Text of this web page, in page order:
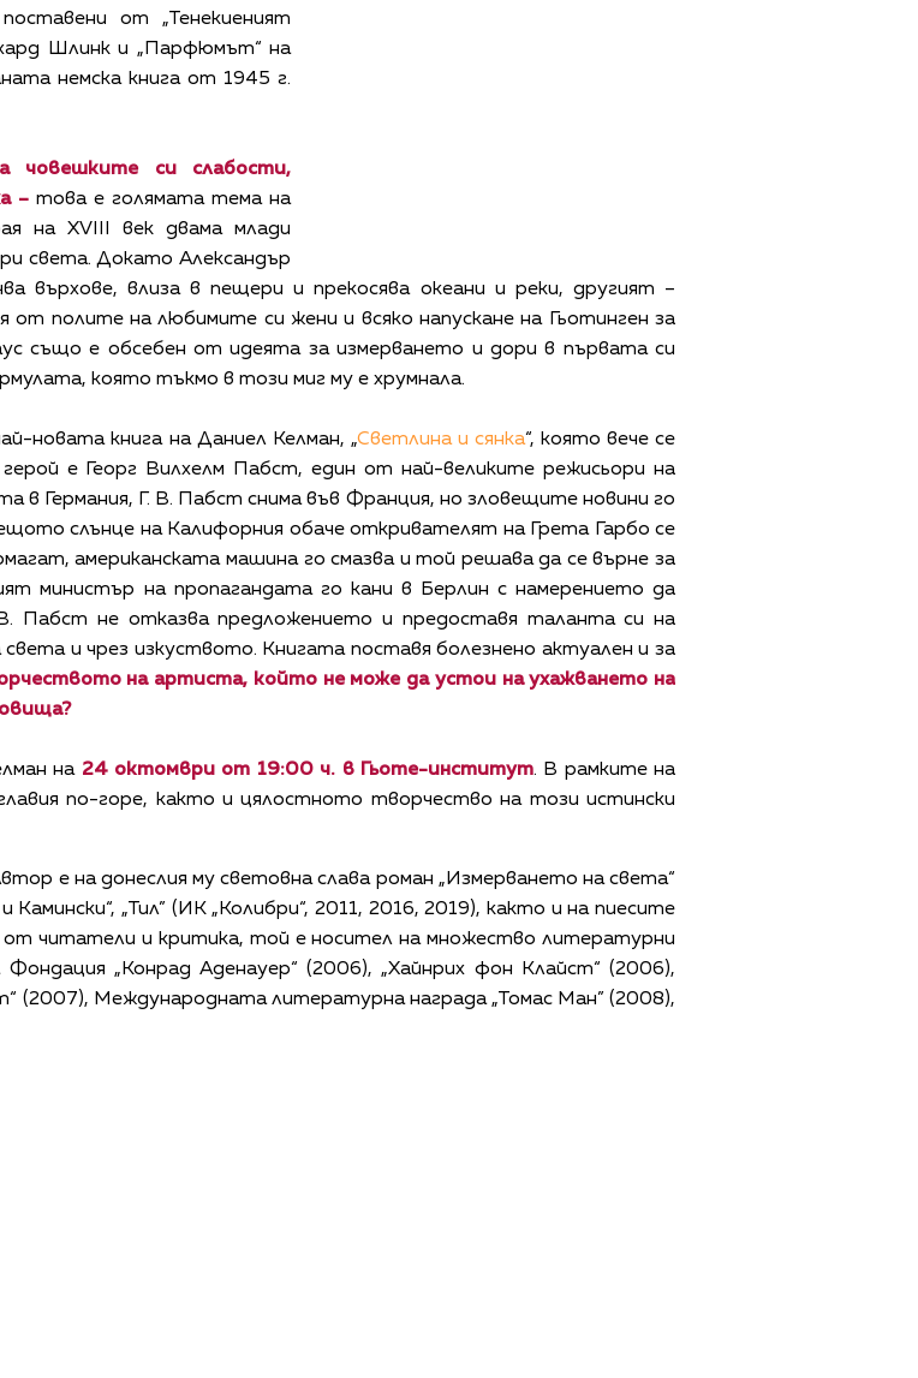
от „Тенекиеният
Шлинк и „Парфюмът“ на
немска книга от 1945 г.
човешките си слабости,
–това е голямата тема на
на XVIII век двама млади
света. Докато Александър
върхове, влиза в пещери и прекосява океани и реки, другият –
полите на любимите си жени и всяко напускане на Гьотинген за
също е обсебен от идеята за измерването и дори в първата си
която тъкмо в този миг му е хрумнала.
новата книга на Даниел Келман, „Светлина и сянка“, която вече се
е Георг Вилхелм Пабст, един от най-великите режисьори на
в Германия, Г. В. Пабст снима във Франция, но зловещите новини го
слънце на Калифорния обаче откривателят на Грета Гарбо се
американската машина го смазва и той решава да се върне за
министър на пропагандата го кани в Берлин с намерението да
Пабст не отказва предложението и предоставя таланта си на
и чрез изкуството. Книгата поставя болезнено актуален и за
на артиста, който не може да устои на ухажването на
на 24 октомври от 19:00 ч. в Гьоте-институт. В рамките на
по-горе, както и цялостното творчество на този истински
е на донеслия му световна слава роман „Измерването на света“
Камински“, „Тил” (ИК „Колибри“, 2011, 2016, 2019), както и на пиесите
от читатели и критика, той е носител на множество литературни
„Конрад Аденауер“ (2006), „Хайнрих фон Клайст“ (2006),
(2007), Международната литературна награда „Томас Ман” (2008),